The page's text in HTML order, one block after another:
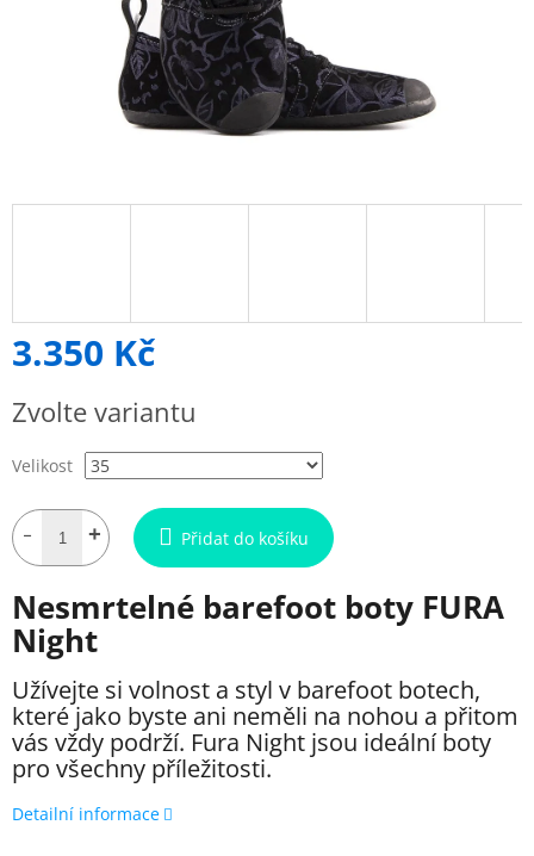
3.350 Kč
cena:
Zvolte variantu
Velikost
Přidat do košíku
Nesmrtelné barefoot boty FURA
Night
Užívejte si volnost a styl v barefoot botech,
které jako byste ani neměli na nohou a přitom
vás vždy podrží. Fura Night jsou ideální boty
pro všechny příležitosti.
Detailní informace